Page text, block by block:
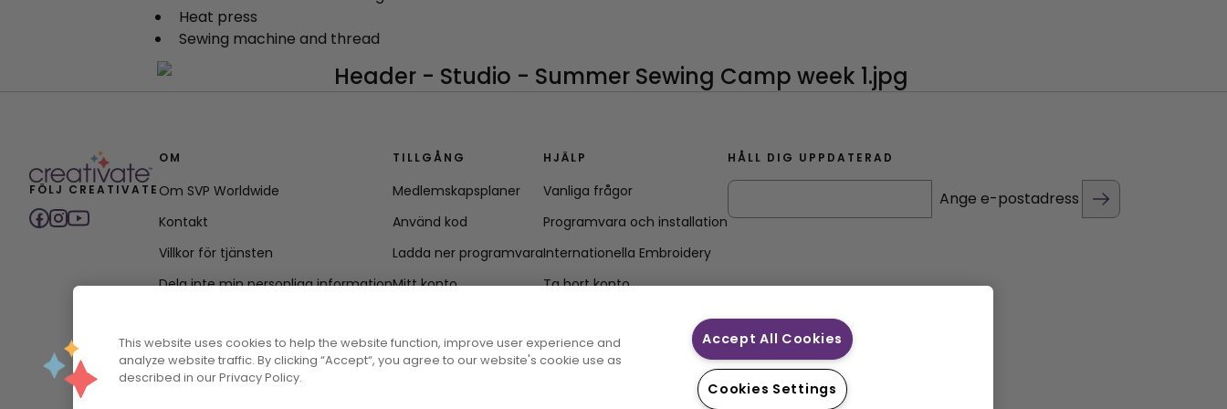
Heat press
Sewing machine and thread
FÖLJ CREATIVATE
OM
Om SVP Worldwide
Kontakt
Villkor för tjänsten
Dela inte min personliga information
Policy för tillgänglighet
TILLGÅNG
Medlemskapsplaner
Använd kod
Ladda ner programvara
Mitt konto
HJÄLP
Vanliga frågor
Programvara och installation
Internationella Embroidery
Ta bort konto
HÅLL DIG UPPDATERAD
Ange e-postadress
This website uses cookies to help the website function, improve user experience and
analyze website traffic. By clicking “Accept“, you agree to our website's cookie use as
described in our Privacy Policy.
Accept All Cookies
Cookies Settings